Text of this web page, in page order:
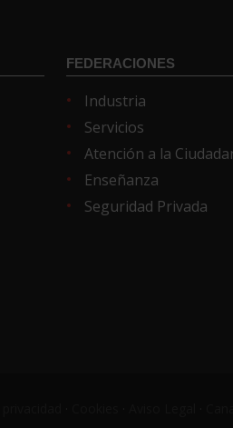
FEDERACIONES
Industria
Servicios
Atención a la
Enseñanza
Seguridad Privada